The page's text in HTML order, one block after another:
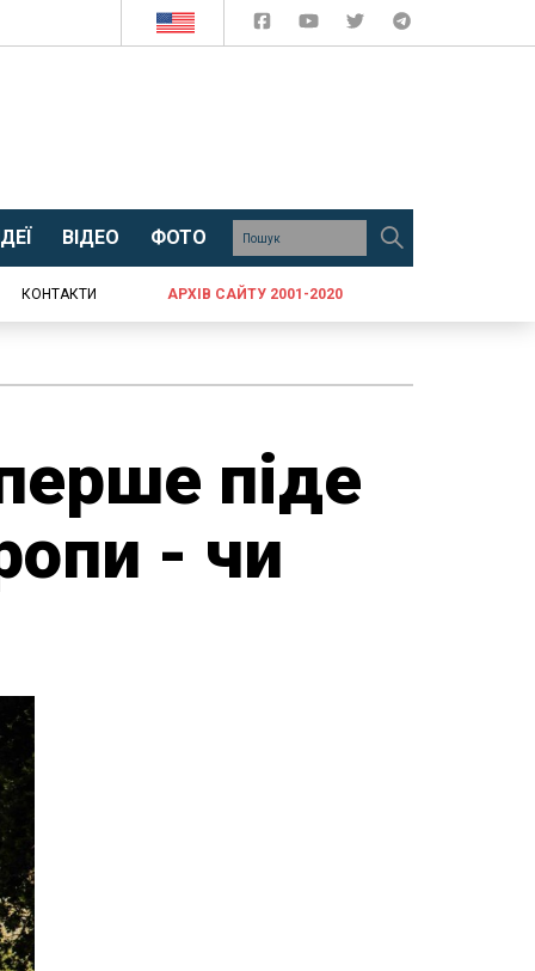
ВІДЕО ФОТО
КОНТАКТИ АРХІВ САЙТУ 2001-2020
піде
- чи